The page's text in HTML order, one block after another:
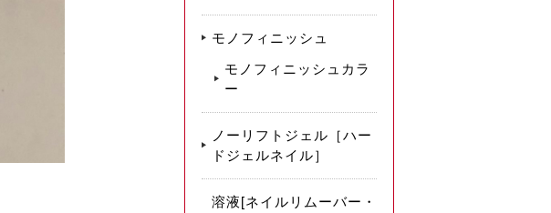
モノフィニッシュ
モノフィニッシュカラ
ー
ノーリフトジェル［ハー
ドジェルネイル］
溶液[ネイルリムーバー・